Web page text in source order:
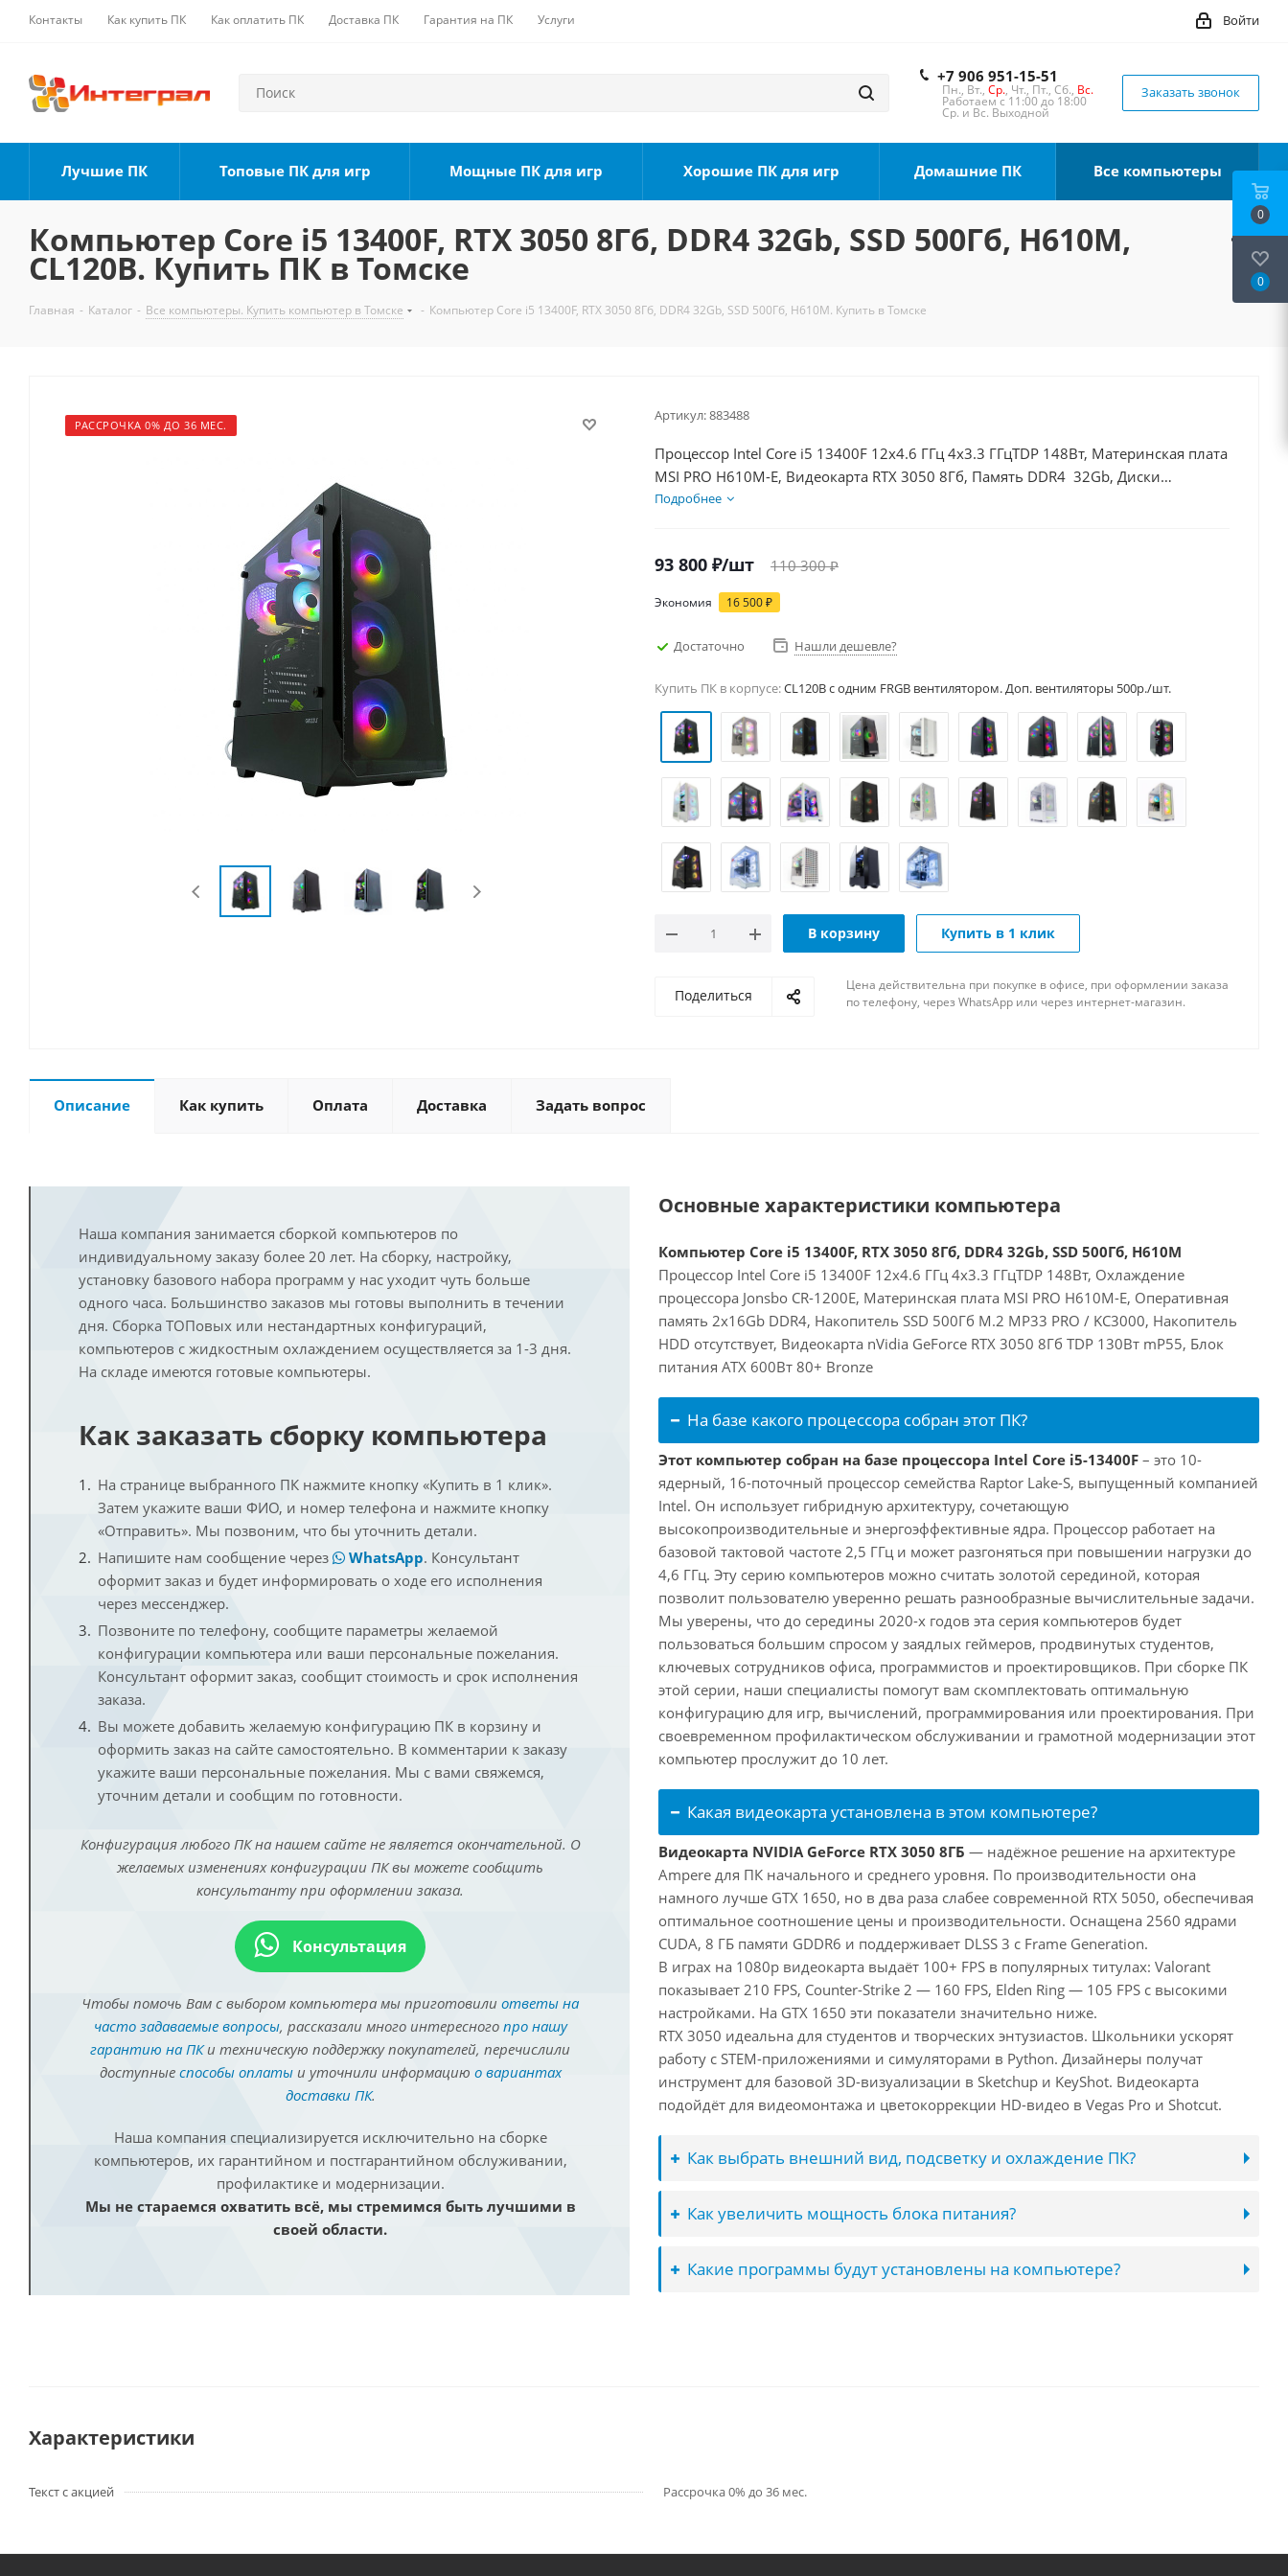
Контакты Как купить ПК Как оплатить ПК Доставка ПК Гарантия на ПК Услуги Войти
+7 906 951-15-51
Пн., Вт., Ср., Чт., Пт., Сб., Вс.
Работаем с 11:00 до 18:00
Ср. и Вс. Выходной
Заказать звонок
Лучшие ПК Топовые ПК для игр Мощные ПК для игр Хорошие ПК для игр Домашние ПК Все компьютеры
Компьютер Core i5 13400F, RTX 3050 8Гб, DDR4 32Gb, SSD 500Гб, H610M,
CL120B. Купить ПК в Томске
Главная - Каталог - Все компьютеры. Купить компьютер в Томске - Компьютер Core i5 13400F, RTX 3050 8Гб, DDR4 32Gb, SSD 500Гб, H610M. Купить в Томске
РАССРОЧКА 0% ДО 36 МЕС.
Артикул:883488
Процессор Intel Core i5 13400F 12x4.6 ГГц 4x3.3 ГГцTDP 148Вт, Материнская плата
MSI PRO H610M-E, Видеокарта RTX 3050 8Гб, Память DDR4 32Gb, Диски
SSD 500Гб, БП 600Вт
Подробнее
93 800 ₽/шт 110 300₽
Экономия 16 500₽
Достаточно Нашли дешевле?
Купить ПК в корпусе:CL120B c одним FRGB вентилятором. Доп. вентиляторы 500р./шт.
В корзину Купить в 1 клик
Поделиться
Цена действительна при покупке в офисе, при оформлении заказа
по телефону, через WhatsApp или через интернет-магазин.
Описание Как купить Оплата Доставка Задать вопрос
Наша компания занимается сборкой компьютеров по
индивидуальному заказу более 20 лет. На сборку, настройку,
установку базового набора программ у нас уходит чуть больше
одного часа. Большинство заказов мы готовы выполнить в течении
дня. Сборка ТОПовых или нестандартных конфигураций,
компьютеров с жидкостным охлаждением осуществляется за 1-3 дня.
На складе имеются готовые компьютеры.
Как заказать сборку компьютера
На странице выбранного ПК нажмите кнопку «Купить в 1 клик».
Затем укажите ваши ФИО, и номер телефона и нажмите кнопку
«Отправить». Мы позвоним, что бы уточнить детали.
Напишите нам сообщение через
WhatsApp. Консультант
оформит заказ и будет информировать о ходе его исполнения
через мессенджер.
Позвоните по телефону, сообщите параметры желаемой
конфигурации компьютера или ваши персональные пожелания.
Консультант оформит заказ, сообщит стоимость и срок исполнения
заказа.
Вы можете добавить желаемую конфигурацию ПК в корзину и
оформить заказ на сайте самостоятельно. В комментарии к заказу
укажите ваши персональные пожелания. Мы с вами свяжемся,
уточним детали и сообщим по готовности.
Конфигурация любого ПК на нашем сайте не является окончательной. О
желаемых изменениях конфигурации ПК вы можете сообщить
консультанту при оформлении заказа.
Консультация
Чтобы помочь Вам с выбором компьютера мы приготовили ответы на
часто задаваемые вопросы, рассказали много интересного про нашу
гарантию на ПКи техническую поддержку покупателей, перечислили
доступные способы оплатыи уточнили информацию о вариантах
доставки ПК.
Наша компания специализируется исключительно на сборке
компьютеров, их гарантийном и постгарантийном обслуживании,
профилактике и модернизации.
Мы не стараемся охватить всё, мы стремимся быть лучшими в
своей области.
Основные характеристики компьютера
Компьютер Core i5 13400F, RTX 3050 8Гб, DDR4 32Gb, SSD 500Гб, H610M
Процессор Intel Core i5 13400F 12x4.6 ГГц 4x3.3 ГГцTDP 148Вт, Охлаждение
процессора Jonsbo CR-1200E, Материнская плата MSI PRO H610M-E, Оперативная
память 2x16Gb DDR4, Накопитель SSD 500Гб M.2 MP33 PRO / KC3000, Накопитель
HDD отсутствует, Видеокарта nVidia GeForce RTX 3050 8Гб TDP 130Вт mP55, Блок
питания ATX 600Вт 80+ Bronze
На базе какого процессора собран этот ПК?
Этот компьютер собран на базе процессора Intel Core i5-13400F – это 10-
ядерный, 16-поточный процессор семейства Raptor Lake-S, выпущенный компанией
Intel. Он использует гибридную архитектуру, сочетающую
высокопроизводительные и энергоэффективные ядра. Процессор работает на
базовой тактовой частоте 2,5 ГГц и может разгоняться при повышении нагрузки до
4,6 ГГц. Эту серию компьютеров можно считать золотой серединой, которая
позволит пользователю уверенно решать разнообразные вычислительные задачи.
Мы уверены, что до середины 2020-х годов эта серия компьютеров будет
пользоваться большим спросом у заядлых геймеров, продвинутых студентов,
ключевых сотрудников офиса, программистов и проектировщиков. При сборке ПК
этой серии, наши специалисты помогут вам скомплектовать оптимальную
конфигурацию для игр, вычислений, программирования или проектирования. При
своевременном профилактическом обслуживании и грамотной модернизации этот
компьютер прослужит до 10 лет.
Какая видеокарта установлена в этом компьютере?
Видеокарта NVIDIA GeForce RTX 3050 8ГБ — надёжное решение на архитектуре
Ampere для ПК начального и среднего уровня. По производительности она
намного лучше GTX 1650, но в два раза слабее современной RTX 5050, обеспечивая
оптимальное соотношение цены и производительности. Оснащена 2560 ядрами
CUDA, 8 ГБ памяти GDDR6 и поддерживает DLSS 3 с Frame Generation.
В играх на 1080p видеокарта выдаёт 100+ FPS в популярных титулах: Valorant
показывает 210 FPS, Counter-Strike 2 — 160 FPS, Elden Ring — 105 FPS с высокими
настройками. На GTX 1650 эти показатели значительно ниже.
RTX 3050 идеальна для студентов и творческих энтузиастов. Школьники ускорят
работу с STEM-приложениями и симуляторами в Python. Дизайнеры получат
инструмент для базовой 3D-визуализации в Sketchup и KeyShot. Видеокарта
подойдёт для видеомонтажа и цветокоррекции HD-видео в Vegas Pro и Shotcut.
Как выбрать внешний вид, подсветку и охлаждение ПК?
Как увеличить мощность блока питания?
Какие программы будут установлены на компьютере?
Характеристики
Текст с акцией Рассрочка 0% до 36 мес.
0
0